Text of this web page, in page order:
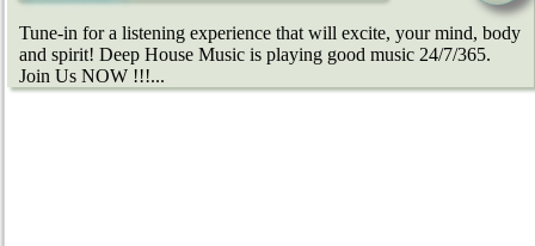
Tune-in for a listening experience that will excite, your mind, body
and spirit! Deep House Music is playing good music 24/7/365.
Join Us NOW !!!...